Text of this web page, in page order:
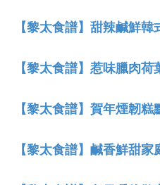
【黎太食譜】甜辣鹹鮮
【黎太食譜】惹味臘肉
【黎太食譜】賀年煙韌
【黎太食譜】鹹香鮮甜家